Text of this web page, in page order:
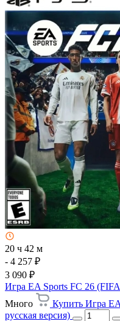
20 ч 42 м
- 4 257 ₽
3 090 ₽
Игра EA Sports FC 26
Много
Купить Игра
русская версия)